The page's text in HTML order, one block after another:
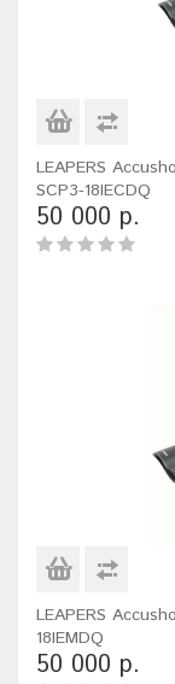
LEAPERS
SCP3-18IECDQ
50 000 р.
LEAPERS
18IEMDQ
50 000 р.